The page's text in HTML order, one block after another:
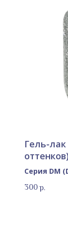
Гель-
Серия DM
300р.